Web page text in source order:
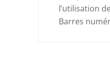
l’utilisation
Barres